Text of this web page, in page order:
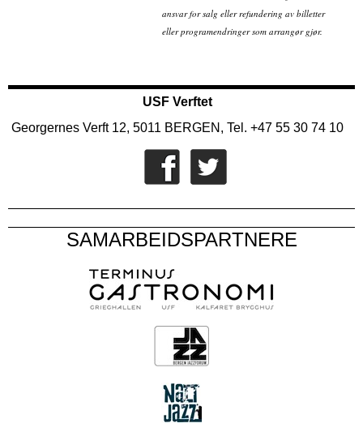
ansvar for salg eller refundering av billetter
eller programendringer som arrangør gjør.
USF Verftet
Georgernes Verft 12, 5011 BERGEN, Tel. +47 55 30 74 10
SAMARBEIDSPARTNERE